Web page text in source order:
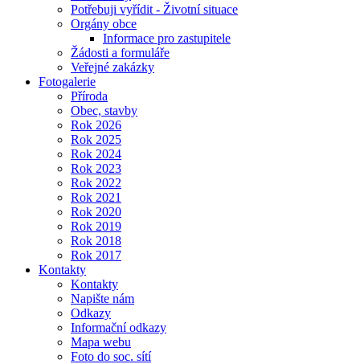
Potřebuji vyřídit - Životní situace
Orgány obce
Informace pro zastupitele
Žádosti a formuláře
Veřejné zakázky
Fotogalerie
Příroda
Obec, stavby
Rok 2026
Rok 2025
Rok 2024
Rok 2023
Rok 2022
Rok 2021
Rok 2020
Rok 2019
Rok 2018
Rok 2017
Kontakty
Kontakty
Napište nám
Odkazy
Informační odkazy
Mapa webu
Foto do soc. sítí